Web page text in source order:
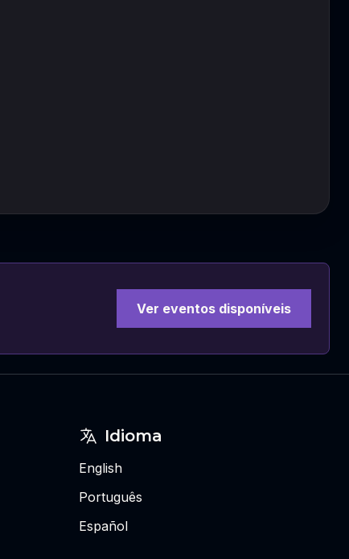
Ver eventos disponíveis
Idioma
English
Português
Español